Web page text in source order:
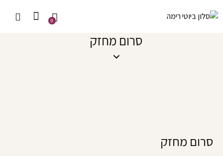
0
סרום מחזק
סרום מחזק